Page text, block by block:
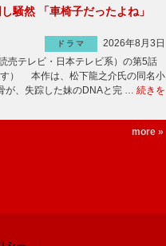
騒然 「車椅子だったよね」
ドラマ
2026年8月3日
売テレビ・日本テレビ系）の第5話
） 本作は、松下龍之介氏の同名小
が、失踪した妹のDNAと完 … 続きを
more »